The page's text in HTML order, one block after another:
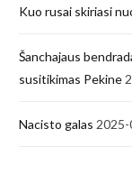
Kuo rusai skiriasi
Šanchajaus
susitikimas Pekine
Nacisto galas 2025-